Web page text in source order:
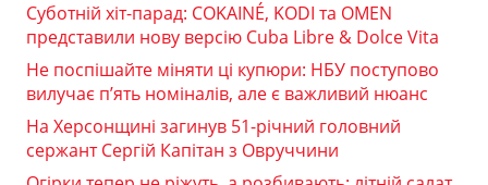
Суботній хіт-парад: COKAINÉ, KODI та OMEN
представили нову версію Cuba Libre & Dolce Vita
Не поспішайте міняти ці купюри: НБУ поступово
вилучає п’ять номіналів, але є важливий нюанс
На Херсонщині загинув 51-річний головний
сержант Сергій Капітан з Овруччини